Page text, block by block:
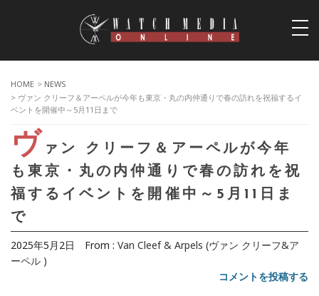
HOME > NEWS
> ヴァン クリーフ＆アーペルが今年も東京・丸の内仲通りで春の訪れを祝福するイ
ベントを開催中～5月11日まで
ヴ ァン クリーフ＆アーペルが今年
も東京・丸の内仲通りで春の訪れを祝
福するイベントを開催中～5月11日ま
で
2025年5月2日 From : Van Cleef & Arpels (ヴァン クリーフ&ア
ーペル )
コメントを投稿する